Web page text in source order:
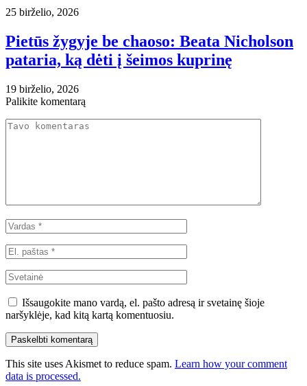
25 birželio, 2026
Pietūs žygyje be chaoso: Beata Nicholson
pataria, ką dėti į šeimos kuprinę
19 birželio, 2026
Palikite komentarą
Išsaugokite mano vardą, el. pašto adresą ir svetainę šioje
naršyklėje, kad kitą kartą komentuosiu.
This site uses Akismet to reduce spam. Learn how your comment
data is processed.